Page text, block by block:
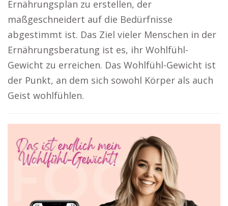
Ernährungsplan zu erstellen, der
maßgeschneidert auf die Bedürfnisse
abgestimmt ist. Das Ziel vieler Menschen in der
Ernährungsberatung ist es, ihr Wohlfühl-
Gewicht zu erreichen. Das Wohlfühl-Gewicht ist
der Punkt, an dem sich sowohl Körper als auch
Geist wohlfühlen.